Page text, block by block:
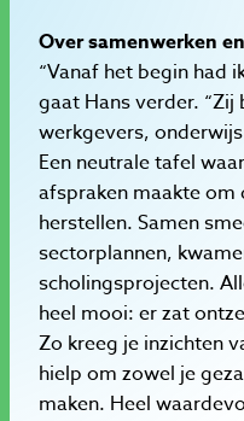
Over samenwerken
“Vanaf het begin had
gaat Hans verder.
werkgevers,
Een neutrale tafel
afspraken maakte
herstellen. Samen
sectorplannen,
scholingsprojecten.
heel mooi: er zat
Zo kreeg je inzichten
hielp om zowel je
maken. Heel